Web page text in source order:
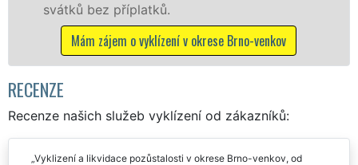
o vyklízení v okrese Brno-venkov
RECENZE
Recenze našich služeb vyklízení od zákazníků:
Vyklizení a likvidace pozůstalosti v okrese Brno-venkov, od